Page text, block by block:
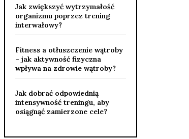
Jak zwiększyć wytrzymałość
organizmu poprzez trening
interwałowy?
Fitness a otłuszczenie wątroby
– jak aktywność fizyczna
wpływa na zdrowie wątroby?
Jak dobrać odpowiednią
intensywność treningu, aby
osiągnąć zamierzone cele?